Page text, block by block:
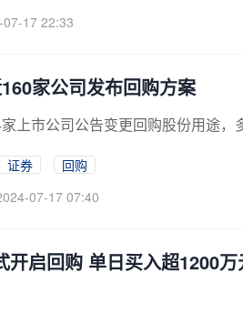
17 22:33
家公司发布回购方案
上市公司公告变更回购股份用途，
证券
回购
07-17 07:40
开启回购 单日买入超1200万